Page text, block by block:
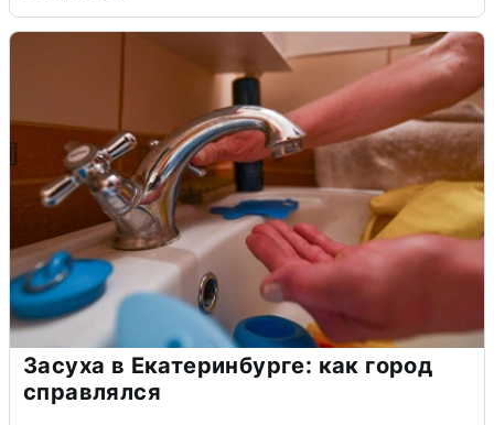
Засуха в Екатеринбурге: как город
справлялся